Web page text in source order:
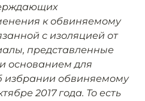
к обвиняемому
с изоляцией от
представленные
основанием для
избрании обвиняемому
2017 года. То есть